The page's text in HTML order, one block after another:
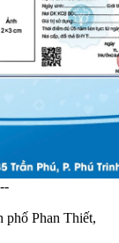
phố Phan Thiết,